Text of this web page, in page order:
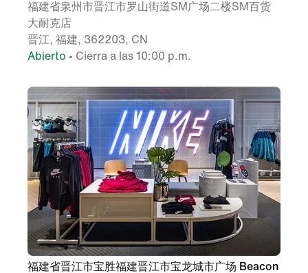
福建省泉州市晋江市罗山街道SM广场二楼SM百货
大耐克店
晋江, 福建, 362203, CN
Abierto • Cierra a las 10:00 p.m.
福建省晋江市宝胜福建晋江市宝龙城市广场 Beacon